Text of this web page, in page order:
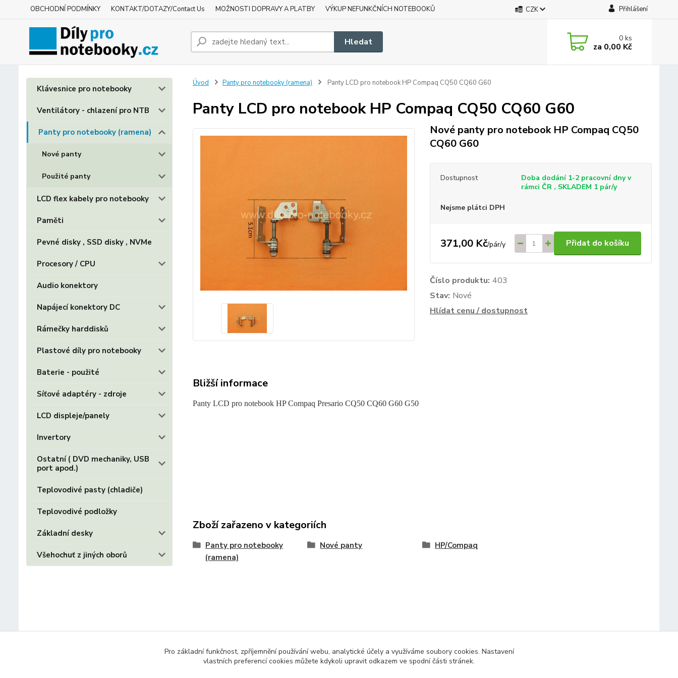
OBCHODNÍ PODMÍNKY KONTAKT/DOTAZY/Contact Us MOŽNOSTI DOPRAVY A PLATBY VÝKUP NEFUNKČNÍCH NOTEBOOKŮ CZK Přihlášení
Hledat 0ks
za 0,00 Kč
Klávesnice pro notebooky
Ventilátory - chlazení pro NTB
Panty pro notebooky (ramena)
Nové panty
Použité panty
LCD flex kabely pro notebooky
Paměti
Pevné disky , SSD disky , NVMe
Procesory / CPU
Audio konektory
Napájecí konektory DC
Rámečky harddisků
Plastové díly pro notebooky
Baterie - použité
Síťové adaptéry - zdroje
LCD displeje/panely
Invertory
Ostatní ( DVD mechaniky, USB
port apod.)
Teplovodivé pasty (chladiče)
Teplovodivé podložky
Základní desky
Všehochuť z jiných oborů
Úvod Panty pro notebooky (ramena) Panty LCD pro notebook HP Compaq CQ50 CQ60 G60
Panty LCD pro notebook HP Compaq CQ50 CQ60 G60
Nové panty pro notebook HP Compaq CQ50
CQ60 G60
Dostupnost
Doba dodání 1-2 pracovní dny v
rámci ČR , SKLADEM 1 pár/y
Nejsme plátci DPH
371,00 Kč/pár/y Přidat do košíku
Číslo produktu: 403
Stav: Nové
Hlídat cenu / dostupnost
Bližší informace
Panty LCD pro notebook HP Compaq Presario CQ50 CQ60 G60 G50
Zboží zařazeno v kategoriích
Panty pro notebooky
(ramena)
Nové panty HP/Compaq
Pro základní funkčnost, zpříjemnění používání webu, analytické účely a využíváme soubory cookies. Nastavení
vlastních preferencí cookies můžete kdykoli upravit odkazem ve spodní části stránek.